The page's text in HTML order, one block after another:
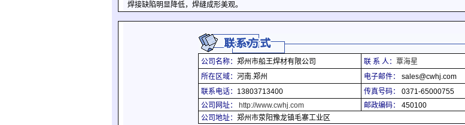
焊接缺陷明显降低，焊缝成形美观。
公司名称： 郑州市船王焊材有限公司 联 系 人： 覃海星
所在区域： 河南.郑州 电子邮件：
sales@cwhj.com
联系电话： 13803713400 传真号码：
0371-65000755
公司网址：
http://www.cwhj.com 邮政编码：
450100
公司地址： 郑州市荥阳豫龙镇毛寨工业区